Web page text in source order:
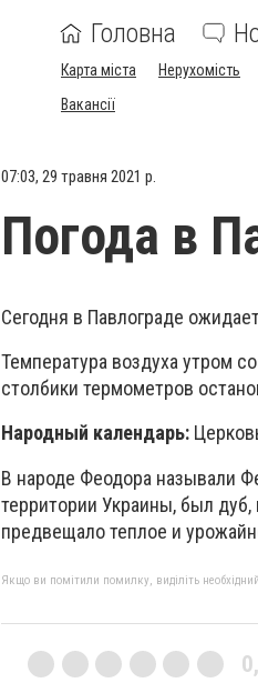
Головна
Карта міста Нерухомість
Вакансії
07:03, 29 травня 2021 р.
Погода в
Сегодня в Павлограде
Температура воздуха утром
столбики термометров
Народный календарь:
В народе Феодора называли
территории Украины, был
предвещало теплое и
Якщо ви помітили помилку, виділіть